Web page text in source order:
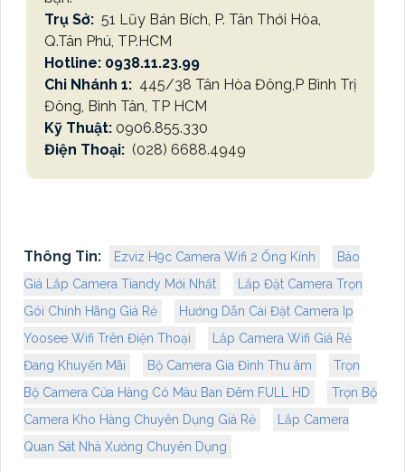
Trụ Sở: 51 Lũy Bán Bích, P. Tân Thới Hòa,
Q.Tân Phú, TP.HCM
Hotline: 0938.11.23.99
Chi Nhánh 1: 445/38 Tân Hòa Đông,P Bình Trị
Đông, Bình Tân, TP HCM
Kỹ Thuật: 0906.855.330
Điện Thoại: (028) 6688.4949
Thông Tin: Ezviz H9c Camera Wifi 2 Ống Kính
Báo
Giá Lắp Camera Tiandy Mới Nhất
Lắp Đặt Camera Trọn
Gói Chính Hãng Giá Rẻ
Hướng Dẫn Cài Đặt Camera Ip
Yoosee Wifi Trên Điện Thoại
Lắp Camera Wifi Giá Rẻ
Đang Khuyến Mãi
Bộ Camera Gia Đình Thu âm
Trọn
Bộ Camera Cửa Hàng Có Màu Ban Đêm FULL HD
Trọn Bộ
Camera Kho Hàng Chuyên Dụng Giá Rẻ
Lắp Camera
Quan Sát Nhà Xưởng Chuyên Dụng